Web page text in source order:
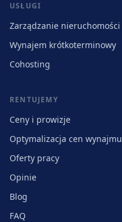
USŁUGI
Zarządzanie nieruchomości
Wynajem krótkoterminowy
Cohosting
RENTUJEMY
Ceny i prowizje
Optymalizacja cen wynajmu
Oferty pracy
Opinie
Blog
FAQ